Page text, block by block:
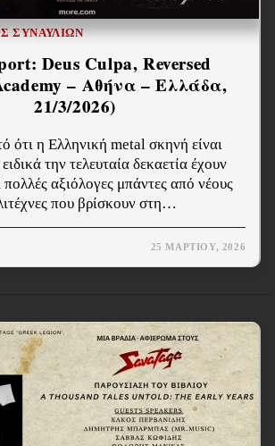
ΣΥΝΑΥΛΙΏΝ
Deus Culpa, Reversed
– Αθήνα – Ελλάδα,
21/3/2026)
ότι η Ελληνική metal σκηνή είναι
την τελευταία δεκαετία έχουν
πολλές αξιόλογες μπάντες από νέους
που βρίσκουν στη…
25 ΜΑΡΤΊΟΥ, 2026